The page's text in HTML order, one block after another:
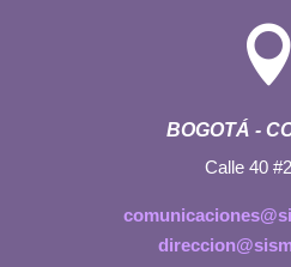

BOGOTÁ -
Calle 40